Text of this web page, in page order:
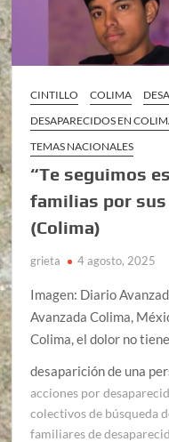
CINTILLO COLIMA
DESAPARECIDOS EN
TEMAS NACIONALES
“Te seguimos
familias por
(Colima)
grieta 4 agosto, 2025
Imagen: Diario
Avanzada Colima,
Colima, el dolor no
desaparición de una
acciones por
colectivos de búsqueda
familiares de